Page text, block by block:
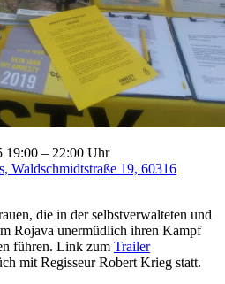
19:00 – 22:00 Uhr
Waldschmidtstraße 19, 60316
die in der selbstverwalteten und
Rojava unermüdlich ihren Kampf
führen. Link zum Trailer
mit Regisseur Robert Krieg statt.